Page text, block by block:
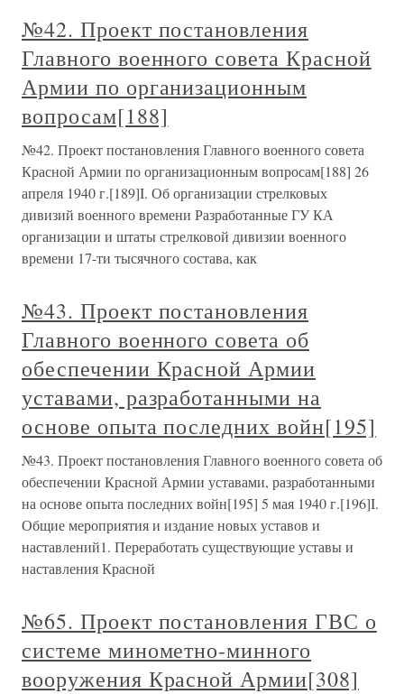
№42. Проект постановления
Главного военного совета Красной
Армии по организационным
вопросам[188]
№42. Проект постановления Главного военного совета
Красной Армии по организационным вопросам[188] 26
апреля 1940 г.[189]I. Об организации стрелковых
дивизий военного времени Разработанные ГУ КА
организации и штаты стрелковой дивизии военного
времени 17-ти тысячного состава, как
№43. Проект постановления
Главного военного совета об
обеспечении Красной Армии
уставами, разработанными на
основе опыта последних войн[195]
№43. Проект постановления Главного военного совета об
обеспечении Красной Армии уставами, разработанными
на основе опыта последних войн[195] 5 мая 1940 г.[196]I.
Общие мероприятия и издание новых уставов и
наставлений1. Переработать существующие уставы и
наставления Красной
№65. Проект постановления ГВС о
системе минометно-минного
вооружения Красной Армии[308]